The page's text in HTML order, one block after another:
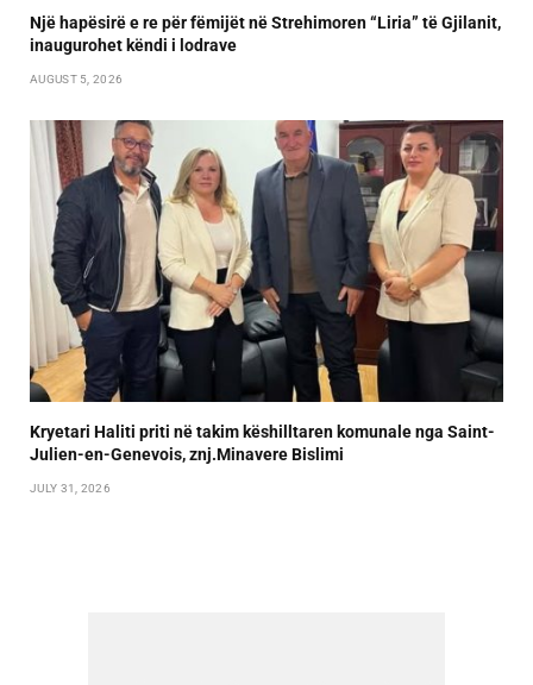
Një hapësirë e re për fëmijët në Strehimoren “Liria” të Gjilanit,
inaugurohet këndi i lodrave
AUGUST 5, 2026
Kryetari Haliti priti në takim këshilltaren komunale nga Saint-
Julien-en-Genevois, znj.Minavere Bislimi
JULY 31, 2026